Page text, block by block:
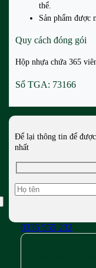
thể.
Sản phẩm được
Quy cách đóng gói
Hộp nhựa chứa 365
Số TGA: 73166
Để lại thông tin để
nhất
0335 555 232